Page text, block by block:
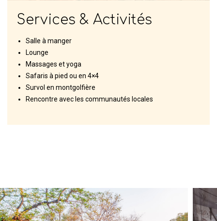
Services & Activités
Salle à manger
Lounge
Massages et yoga
Safaris à pied ou en 4×4
Survol en montgolfière
Rencontre avec les communautés locales